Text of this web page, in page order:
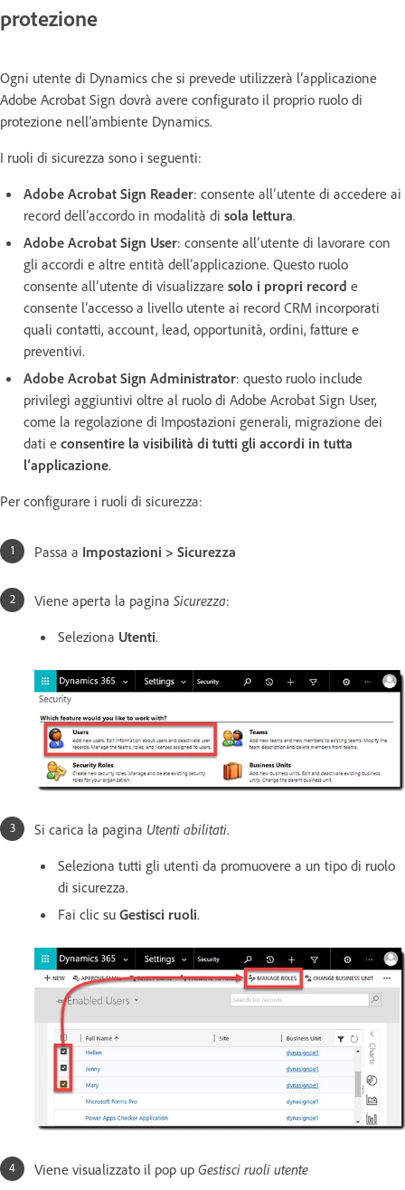
protezione
Ogni utente di Dynamics che si prevede utilizzerà l’applicazione
Adobe Acrobat Sign dovrà avere configurato il proprio ruolo di
protezione nell’ambiente Dynamics.
I ruoli di sicurezza sono i seguenti:
Adobe Acrobat Sign Reader: consente all’utente di accedere ai
record dell’accordo in modalità di sola lettura.
Adobe Acrobat Sign User: consente all’utente di lavorare con
gli accordi e altre entità dell’applicazione. Questo ruolo
consente all’utente di visualizzare solo i propri record e
consente l’accesso a livello utente ai record CRM incorporati
quali contatti, account, lead, opportunità, ordini, fatture e
preventivi.
Adobe Acrobat Sign Administrator: questo ruolo include
privilegi aggiuntivi oltre al ruolo di Adobe Acrobat Sign User,
come la regolazione di Impostazioni generali, migrazione dei
dati e consentire la visibilità di tutti gli accordi in tutta
l’applicazione.
Per configurare i ruoli di sicurezza:
Passa a Impostazioni > Sicurezza
Viene aperta la pagina Sicurezza:
Seleziona Utenti.
Si carica la pagina Utenti abilitati.
Seleziona tutti gli utenti da promuovere a un tipo di ruolo
di sicurezza.
Fai clic su Gestisci ruoli.
Viene visualizzato il pop up Gestisci ruoli utente